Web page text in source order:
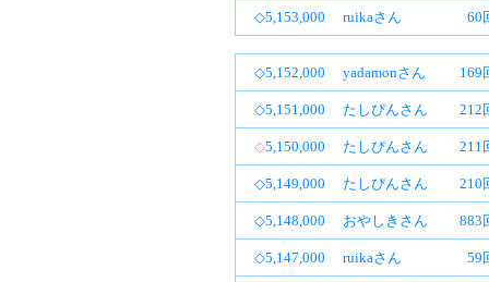
◇5,153,000 ruikaさん 60
◇5,152,000 yadamonさん 169
◇5,151,000 たしぴんさん 212
◇5,150,000 たしぴんさん 211
◇5,149,000 たしぴんさん 210
◇5,148,000 おやしきさん 883
◇5,147,000 ruikaさん 59